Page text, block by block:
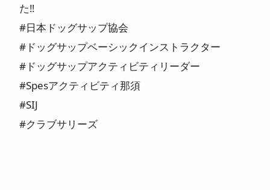
た‼️
#日本ドッグサップ協会
#ドッグサップベーシックインストラクター
#ドッグサップアクティビティリーダー
#Spesアクティビティ那須
#SIJ
#クラブサリーズ